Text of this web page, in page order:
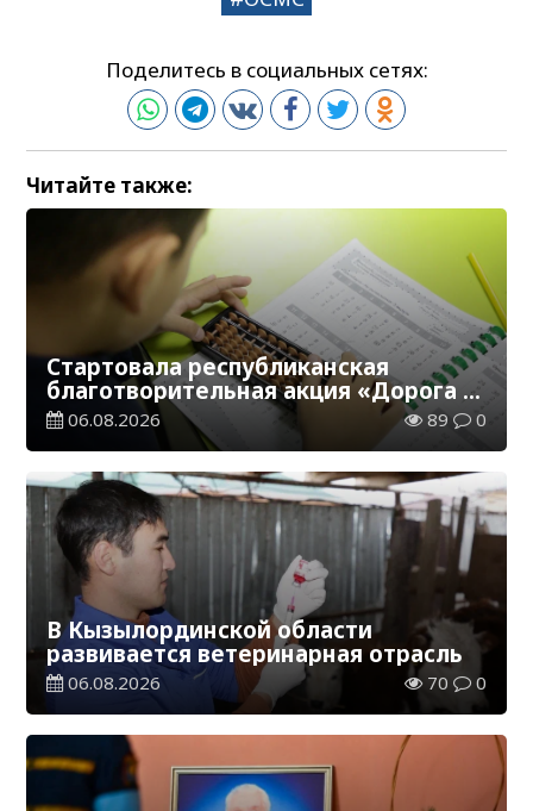
Поделитесь в социальных сетях:
Читайте также:
Стартовала республиканская
благотворительная акция «Дорога в
школу»
06.08.2026 89 0
В Кызылординской области
развивается ветеринарная отрасль
06.08.2026 70 0